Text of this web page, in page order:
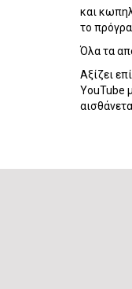
και
το
Όλα τα
Αξίζει
YouTube